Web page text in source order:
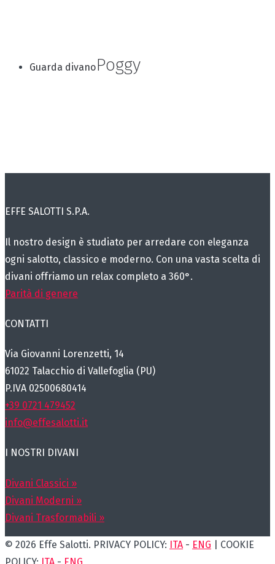
Guarda divanoPoggy
EFFE SALOTTI S.P.A.
Il nostro design è studiato per arredare con eleganza
ogni salotto, classico e moderno. Con una vasta scelta di
divani offriamo un relax completo a 360°.
Parità di genere
CONTATTI
Via Giovanni Lorenzetti, 14
61022 Talacchio di Vallefoglia (PU)
P.IVA 02500680414
+39 0721 479452
info@effesalotti.it
I NOSTRI DIVANI
Divani Classici »
Divani Moderni »
Divani Trasformabili »
© 2026 Effe Salotti. PRIVACY POLICY: ITA - ENG | COOKIE
POLICY: ITA - ENG